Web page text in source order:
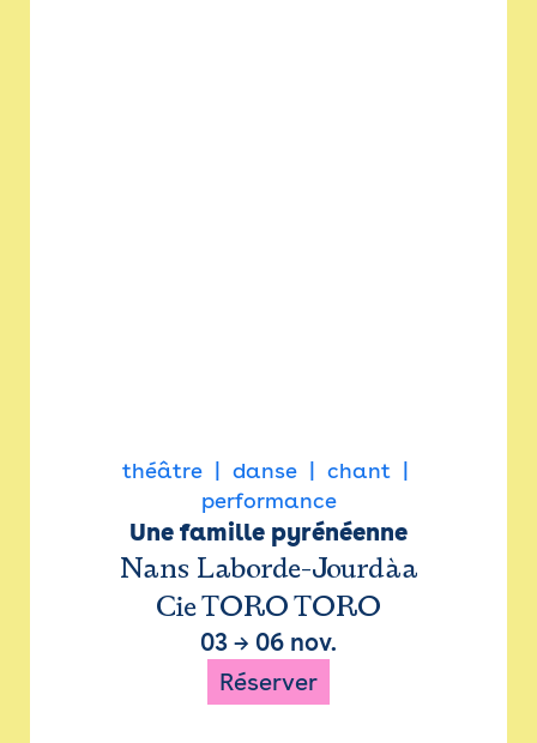
théâtre danse
chant
performance
Une famille pyrénéenne
Nans Laborde-Jourdàa
Cie TORO TORO
03 → 06 nov.
Réserver